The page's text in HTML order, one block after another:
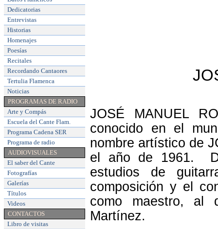
Dedicatorias
Entrevistas
Historias
Homenajes
Poesías
Recitales
Recordando Cantaores
Tertulia Flamenca
Noticias
PROGRAMAS DE RADIO
Arte y Compás
Escuela del Cante Flam.
Programa Cadena SER
Programa de radio
AUDIOVISUALES
El saber del Cante
Fotografías
Galerías
Títulos
Videos
CONTACTOS
Libro de visitas
JOSÉ MANUEL
conocido en el
nombre artístico de
el año de 1961.
estudios de
composición y el
como maestro, al
Martínez.